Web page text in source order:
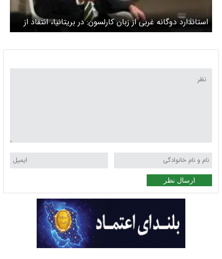
استاندارد دوگانه غربی از زبان کارلسون: در بریتانیا، انتقاد از
اسرائیل جرم است
ارسال نظر